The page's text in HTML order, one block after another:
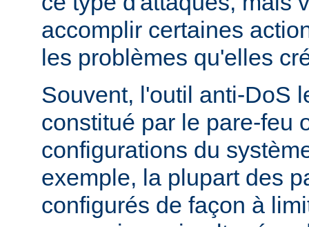
accomplir certaines
les problèmes qu'elles
Souvent, l'outil anti-DoS
constitué par le pare-feu
configurations du
exemple, la plupart des
configurés de façon à